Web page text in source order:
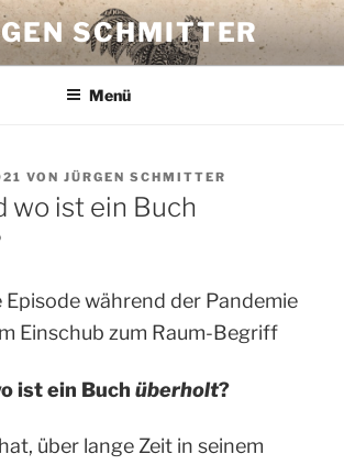
SCHMITTER
Menü
VON JÜRGEN SCHMITTER
wo ist ein Buch
während der Pandemie
Einschub zum Raum-Begriff
ist ein Buch überholt?
über lange Zeit in seinem